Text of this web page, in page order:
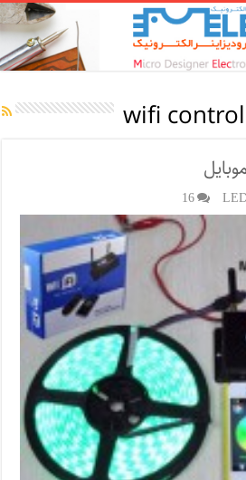
wifi control
16